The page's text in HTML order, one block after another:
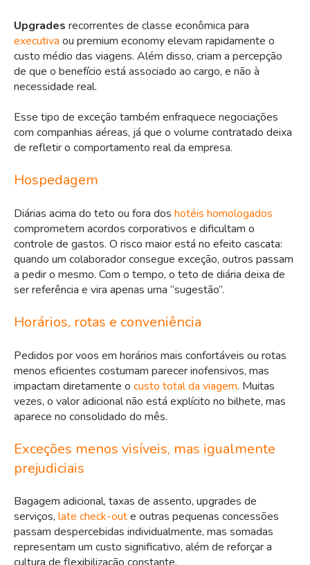
Upgrades recorrentes de classe econômica para
executiva ou premium economy elevam rapidamente o
custo médio das viagens. Além disso, criam a percepção
de que o benefício está associado ao cargo, e não à
necessidade real.
Esse tipo de exceção também enfraquece negociações
com companhias aéreas, já que o volume contratado deixa
de refletir o comportamento real da empresa.
Hospedagem
Diárias acima do teto ou fora dos hotéis homologados
comprometem acordos corporativos e dificultam o
controle de gastos. O risco maior está no efeito cascata:
quando um colaborador consegue exceção, outros passam
a pedir o mesmo. Com o tempo, o teto de diária deixa de
ser referência e vira apenas uma “sugestão”.
Horários, rotas e conveniência
Pedidos por voos em horários mais confortáveis ou rotas
menos eficientes costumam parecer inofensivos, mas
impactam diretamente o custo total da viagem. Muitas
vezes, o valor adicional não está explícito no bilhete, mas
aparece no consolidado do mês.
Exceções menos visíveis, mas igualmente
prejudiciais
Bagagem adicional, taxas de assento, upgrades de
serviços, late check-oute outras pequenas concessões
passam despercebidas individualmente, mas somadas
representam um custo significativo, além de reforçar a